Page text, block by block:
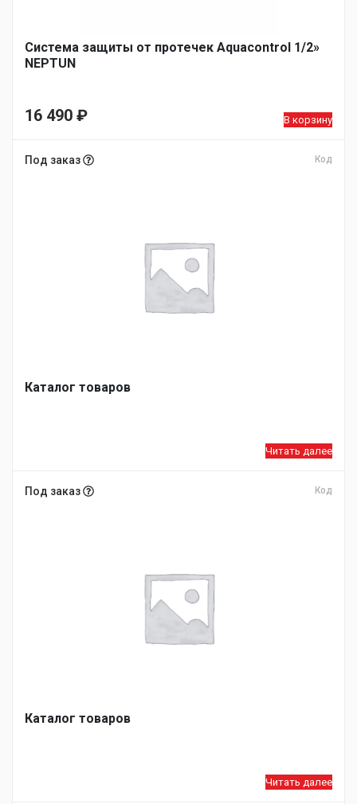
Система защиты от протечек Aquacontrol 1/2»
NEPTUN
16 490 ₽ В корзину
Под заказ Код
Каталог товаров
Читать далее
Под заказ Код
Каталог товаров
Читать далее